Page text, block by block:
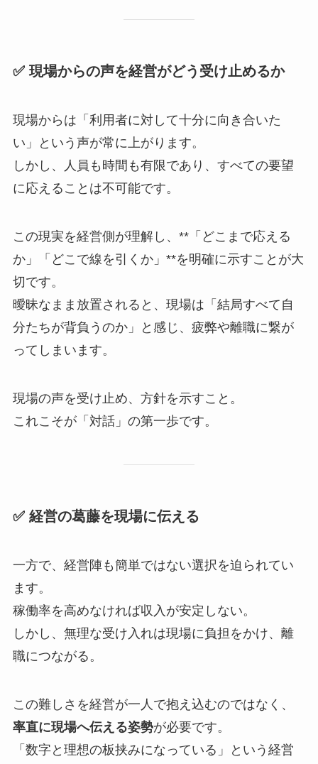
✅ 現場からの声を経営がどう受け止めるか
現場からは「利用者に対して十分に向き合いた
い」という声が常に上がります。
しかし、人員も時間も有限であり、すべての要望
に応えることは不可能です。
この現実を経営側が理解し、**「どこまで応える
か」「どこで線を引くか」**を明確に示すことが大
切です。
曖昧なまま放置されると、現場は「結局すべて自
分たちが背負うのか」と感じ、疲弊や離職に繋が
ってしまいます。
現場の声を受け止め、方針を示すこと。
これこそが「対話」の第一歩です。
✅ 経営の葛藤を現場に伝える
一方で、経営陣も簡単ではない選択を迫られてい
ます。
稼働率を高めなければ収入が安定しない。
しかし、無理な受け入れは現場に負担をかけ、離
職につながる。
この難しさを経営が一人で抱え込むのではなく、
率直に現場へ伝える姿勢が必要です。
「数字と理想の板挟みになっている」という経営